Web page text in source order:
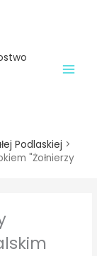
Podlaskiej >
"Żołnierzy